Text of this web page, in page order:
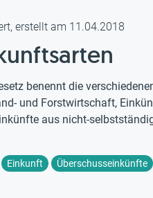
erstellt am 11.04.2018
benennt die
und Forstwirtschaft,
aus nicht-
Einkunft Überschusseinkünfte